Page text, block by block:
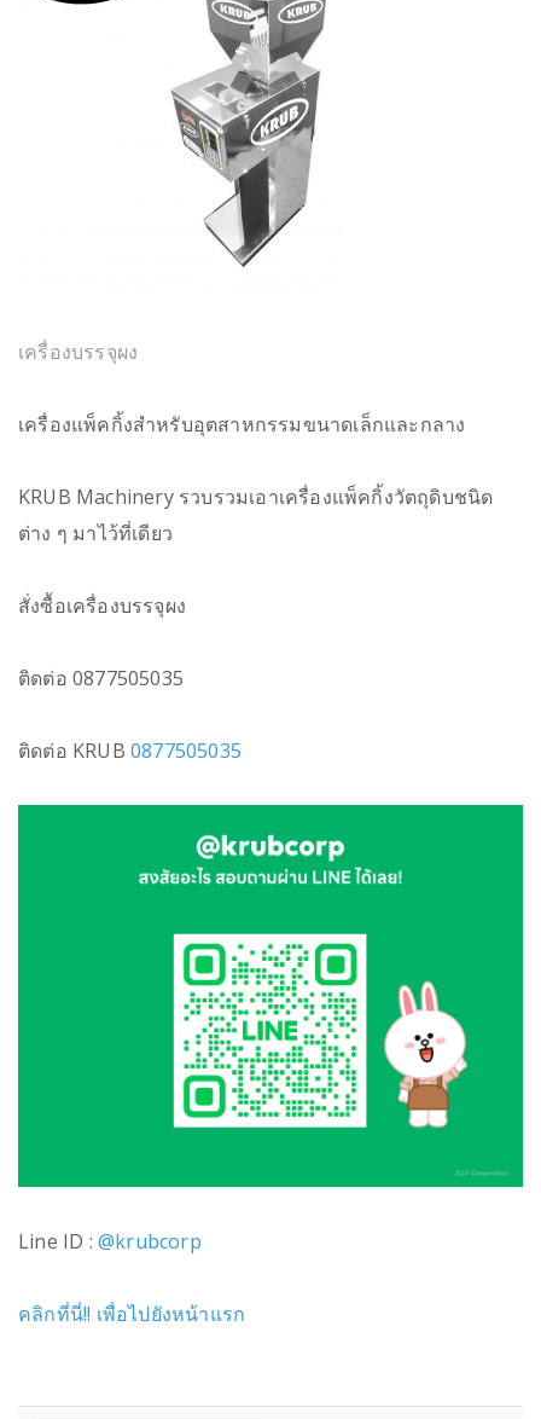
เครื่องบรรจุผง
เครื่องแพ็คกิ้งสำหรับอุตสาหกรรมขนาดเล็กและกลาง
KRUB Machinery รวบรวมเอาเครื่องแพ็คกิ้งวัตถุดิบชนิด
ต่าง ๆ มาไว้ที่เดียว
สั่งซื้อเครื่องบรรจุผง
ติดต่อ 0877505035
ติดต่อ KRUB 0877505035
Line ID : @krubcorp
คลิกที่นี่!! เพื่อไปยังหน้าแรก